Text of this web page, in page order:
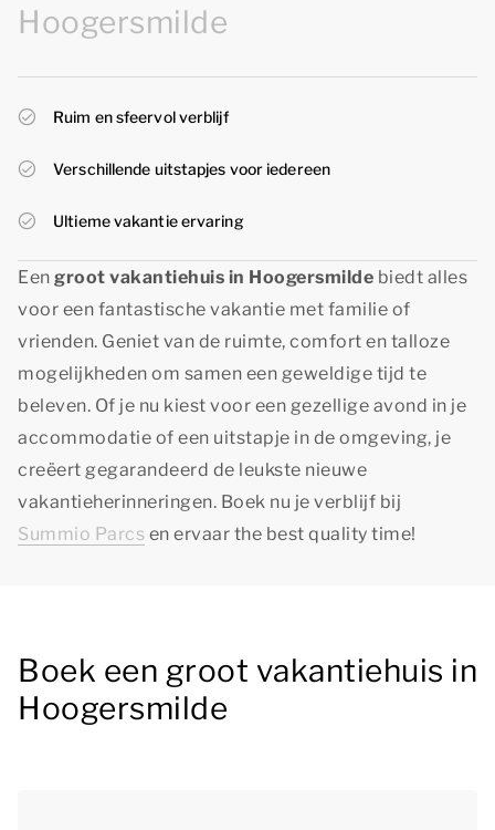
Hoogersmilde
Ruim en sfeervol verblijf
Verschillende uitstapjes voor iedereen
Ultieme vakantie ervaring
Een groot vakantiehuis in Hoogersmilde biedt alles
voor een fantastische vakantie met familie of
vrienden. Geniet van de ruimte, comfort en talloze
mogelijkheden om samen een geweldige tijd te
beleven. Of je nu kiest voor een gezellige avond in je
accommodatie of een uitstapje in de omgeving, je
creëert gegarandeerd de leukste nieuwe
vakantieherinneringen. Boek nu je verblijf bij
Summio Parcs en ervaar the best quality time!
Boek een groot vakantiehuis in
Hoogersmilde